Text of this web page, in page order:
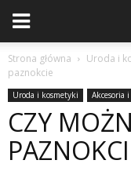
Strona główna Uroda i
paznokcie
Uroda i kosmetyki Akcesoria
CZY